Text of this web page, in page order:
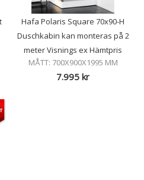
Hafa Polaris Square 70x90-H
Duschkabin kan monteras på 2
meter Visnings ex Hämtpris
MÅTT: 700X900X1995 MM
7.995 kr